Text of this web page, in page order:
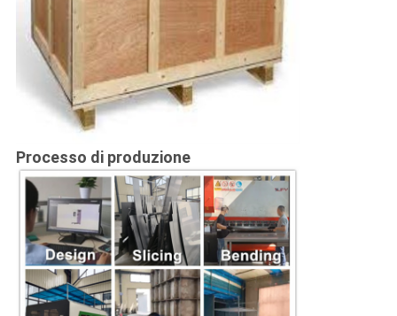
Processo di produzione